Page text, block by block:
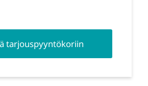
tarjouspyyntökoriin